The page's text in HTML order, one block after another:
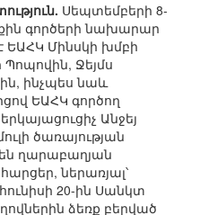
Սեպտեմբերի 8-
գործերի նախարար
ԵԱՀԿ Մինսկի խմբի
Ջեյմս
ինչպես նաև
ԵԱՀԿ գործող
Անջեյ
ծառայության
ղարաբաղյան
ներառյալ՝
20-ին Սանկտ
ձեռք բերված